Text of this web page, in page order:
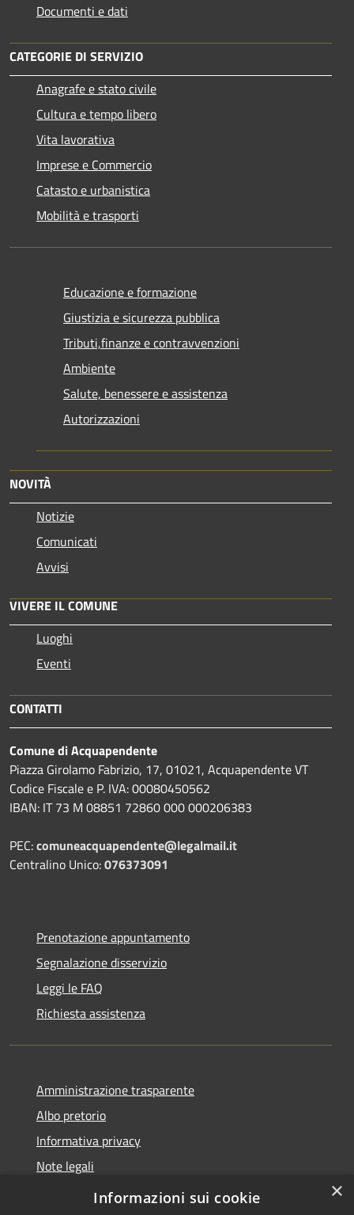
Documenti e dati
CATEGORIE DI SERVIZIO
Anagrafe e stato civile
Cultura e tempo libero
Vita lavorativa
Imprese e Commercio
Catasto e urbanistica
Mobilità e trasporti
Educazione e formazione
Giustizia e sicurezza pubblica
Tributi,finanze e contravvenzioni
Ambiente
Salute, benessere e assistenza
Autorizzazioni
NOVITÀ
Notizie
Comunicati
Avvisi
VIVERE IL COMUNE
Luoghi
Eventi
CONTATTI
Comune di Acquapendente
Piazza Girolamo Fabrizio, 17, 01021, Acquapendente VT
Codice Fiscale e P. IVA: 00080450562
IBAN: IT 73 M 08851 72860 000 000206383
PEC:comuneacquapendente@legalmail.it
Centralino Unico:076373091
Prenotazione appuntamento
Segnalazione disservizio
Leggi le FAQ
Richiesta assistenza
Amministrazione trasparente
Albo pretorio
Informativa privacy
Note legali
Dichiarazione di accessibilità
×
Informazioni sui cookie